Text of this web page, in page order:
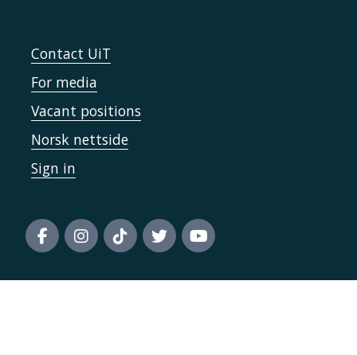
Contact UiT
For media
Vacant positions
Norsk nettside
Sign in